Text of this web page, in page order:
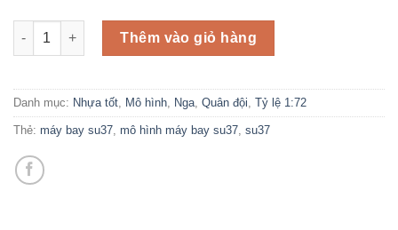
Mô hình máy bay Su-37 nhựa ABS số lượng
Thêm vào giỏ hàng
Danh mục: Nhựa tốt Mô hình Nga Quân đội Tỷ lệ 1:72
Thẻ: máy bay su37 mô hình máy bay su37 su37